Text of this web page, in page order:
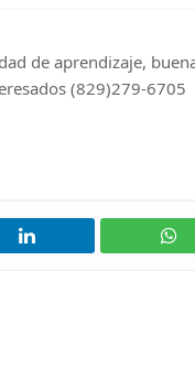
de aprendizaje,
(829)279-6705